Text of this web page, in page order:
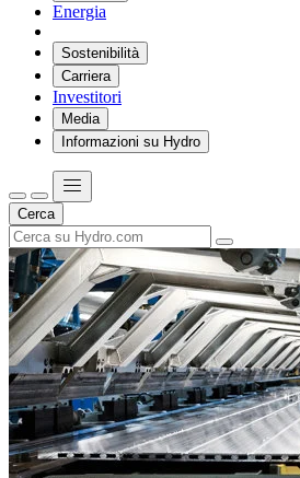
Energia
Sostenibilità
Carriera
Investitori
Media
Informazioni su Hydro
Cerca